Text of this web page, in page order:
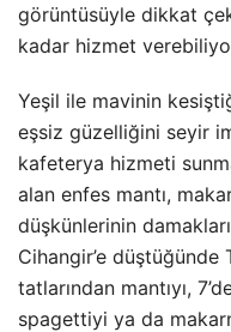
görüntüsüyle dikkat
kadar hizmet
Yeşil ile mavinin
eşsiz güzelliğini seyir
kafeterya hizmeti
alan enfes mantı,
düşkünlerinin
Cihangir’e düştüğünde
tatlarından mantıyı,
spagettiyi ya da